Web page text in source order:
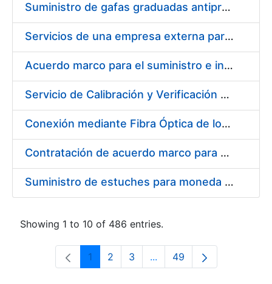
Suministro de gafas graduadas antiproyecciones para los trabajadores de la FNMT-RCM en los centros de trabajo de Madrid y Burgos
Servicios de una empresa externa para el asesoramiento y resolución de los recursos de alzada que se presentan relacionados con procesos de selección para la FNMT-RCM
Acuerdo marco para el suministro e instalación de persianas, estores y otros complementos
Servicio de Calibración y Verificación Externa de los Equipos de Medición del Servicio de Prevención de la FNMT-RCM
Conexión mediante Fibra Óptica de los Centros de Proceso de Datos (CPDs) de las sedes de la FNMT-RCM de Burgos y Madrid
Contratación de acuerdo marco para el Suministro de Material de Electricidad para la Fábrica Nacional de Moneda y Timbre-Real Casa de la Moneda en su centro de trabajo de Burgos
Suministro de estuches para moneda de 30 €
Showing 1 to 10 of 486 entries.
Page
1 Page
2 Page
3 ...Intermediate Pages Use
Page
49